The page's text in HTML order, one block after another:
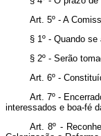
Art. 5º - A
§ 1º - Quando
§ 2º - Serão
Art. 6º -
Art. 7º -
interessados e boa-fé
Art. 8º -